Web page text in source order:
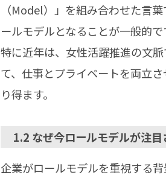
（Model）」を組み合わせた言
ールモデルとなることが一般的で
特に近年は、女性活躍推進の文
て、仕事とプライベートを両立
り得ます。
1.2 なぜ今ロールモデルが注
企業がロールモデルを重視する